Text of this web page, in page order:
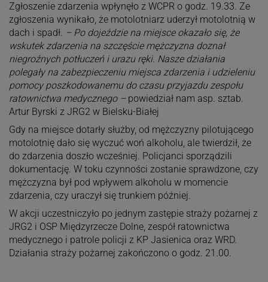
Zgłoszenie zdarzenia wpłynęło z WCPR o godz. 19.33. Ze
zgłoszenia wynikało, że motolotniarz uderzył motolotnią w
dach i spadł. – Po dojeździe na miejsce okazało się, że
wskutek zdarzenia na szczęście mężczyzna doznał
niegroźnych potłuczeń i urazu ręki. Nasze działania
polegały na zabezpieczeniu miejsca zdarzenia i udzieleniu
pomocy poszkodowanemu do czasu przyjazdu zespołu
ratownictwa medycznego –powiedział nam asp. sztab.
Artur Byrski z JRG2 w Bielsku-Białej
Gdy na miejsce dotarły służby, od mężczyzny pilotującego
motolotnię dało się wyczuć woń alkoholu, ale twierdził, że
do zdarzenia doszło wcześniej. Policjanci sporządzili
dokumentację. W toku czynności zostanie sprawdzone, czy
mężczyzna był pod wpływem alkoholu w momencie
zdarzenia, czy uraczył się trunkiem później.
W akcji uczestniczyło po jednym zastępie straży pożarnej z
JRG2 i OSP Międzyrzecze Dolne, zespół ratownictwa
medycznego i patrole policji z KP Jasienica oraz WRD.
Działania straży pożarnej zakończono o godz. 21.00.